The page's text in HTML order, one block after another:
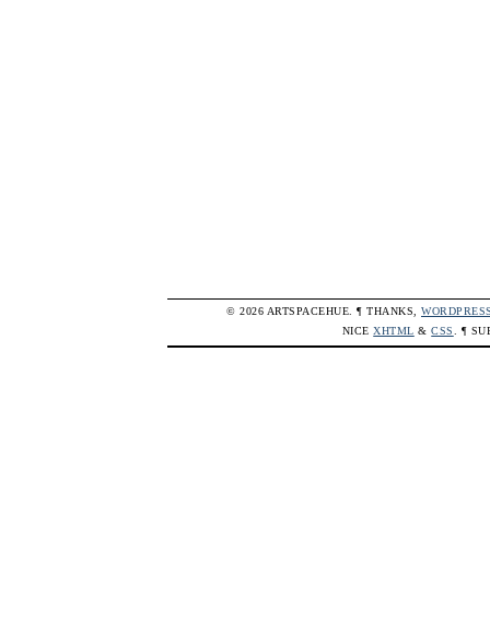
© 2026 ARTSPACEHUE. ¶ THANKS,
NICEXHTML &CSS . ¶